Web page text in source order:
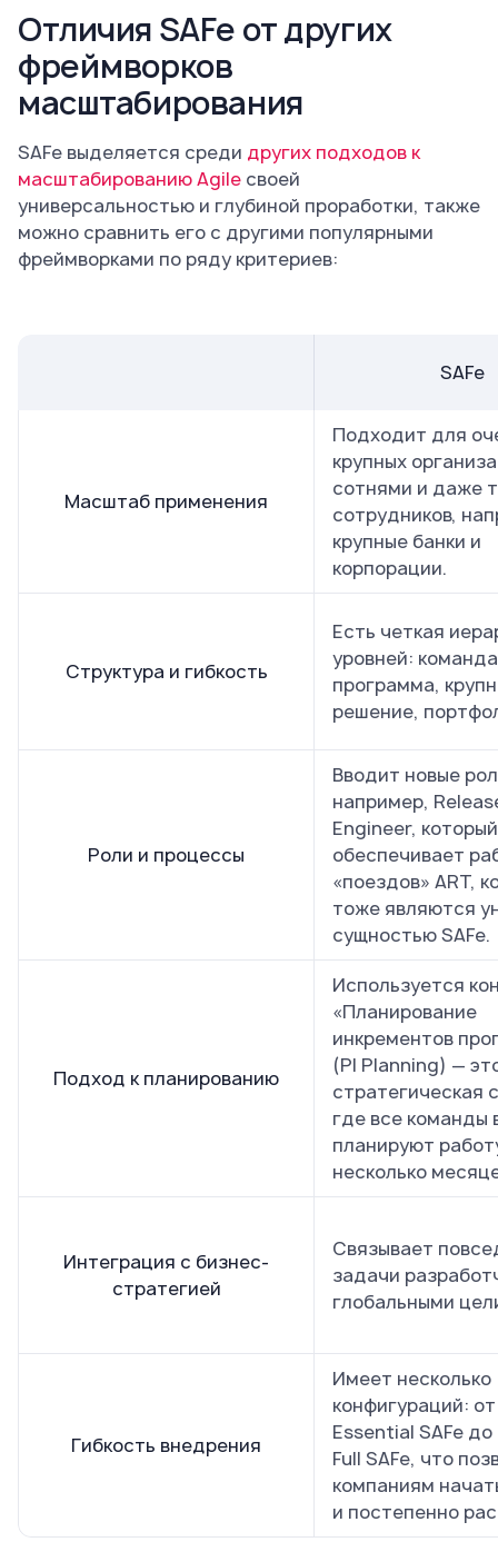
Отличия SAFe от других
фреймворков
масштабирования
SAFe выделяется среди других подходов к
масштабированию Agile своей
универсальностью и глубиной проработки, также
можно сравнить его с другими популярными
фреймворками по ряду критериев:
SAFe
Масштаб применения
Подходит для
крупных
сотнями и даже
сотрудников,
крупные банки и
корпорации.
Структура и гибкость
Есть четкая
уровней:
программа,
решение,
Роли и процессы
Вводит новые
например,
Engineer, который
обеспечивает
«поездов» ART,
тоже являются
сущностью SAFe.
Подход к планированию
Используется
«Планирование
инкрементов
(PI Planning) —
стратегическая
где все команды
планируют
несколько
Интеграция с бизнес-
стратегией
Связывает
задачи
глобальными
Гибкость внедрения
Имеет несколько
конфигураций:
Essential SAFe
Full SAFe, что
компаниям
и постепенно